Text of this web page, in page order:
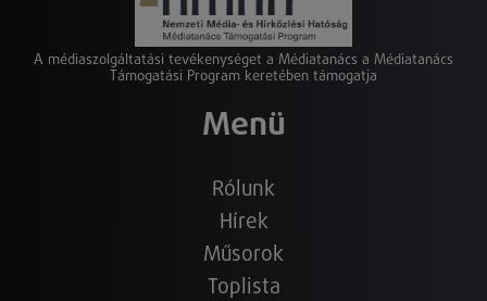
A médiaszolgáltatási tevékenységet a Médiatanács a Médiatanács
Támogatási Program keretében támogatja
Menü
Rólunk
Hírek
Műsorok
Toplista